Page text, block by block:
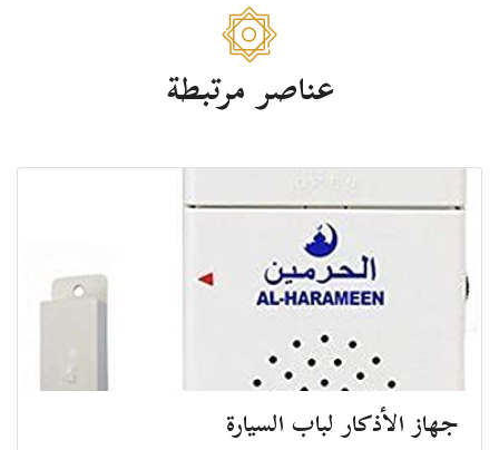
عناصر مرتبطة
جهاز الأذكار لباب السيارة